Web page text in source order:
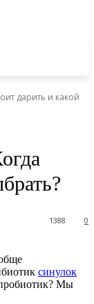
дарить и какой
0
1388
синулок
Мы